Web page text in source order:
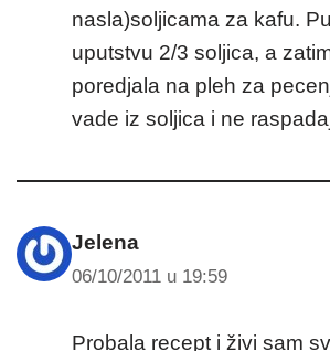
nasla)soljicama za kafu.
uputstvu 2/3 soljica, a
poredjala na pleh za
vade iz soljica i ne
Jelena
06/10/2011 u 19:59
Probala recept i živi sam